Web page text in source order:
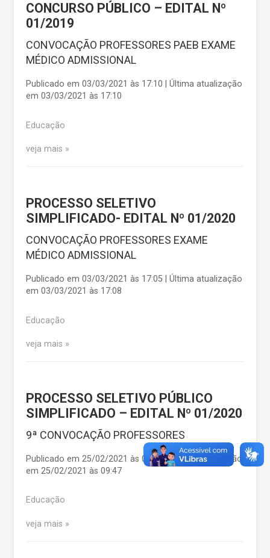
CONCURSO PÚBLICO – EDITAL Nº
01/2019
CONVOCAÇÃO PROFESSORES PAEB EXAME
MÉDICO ADMISSIONAL
Publicado em 03/03/2021 às 17:10 | Última atualização
em 03/03/2021 às 17:10
Educação
veja mais
PROCESSO SELETIVO
SIMPLIFICADO- EDITAL Nº 01/2020
CONVOCAÇÃO PROFESSORES EXAME
MÉDICO ADMISSIONAL
Publicado em 03/03/2021 às 17:05 | Última atualização
em 03/03/2021 às 17:08
Educação
veja mais
PROCESSO SELETIVO PÚBLICO
SIMPLIFICADO – EDITAL Nº 01/2020
9ª CONVOCAÇÃO PROFESSORES
Publicado em 25/02/2021 às 09:47 | Última atualização
em 25/02/2021 às 09:47
Educação
veja mais